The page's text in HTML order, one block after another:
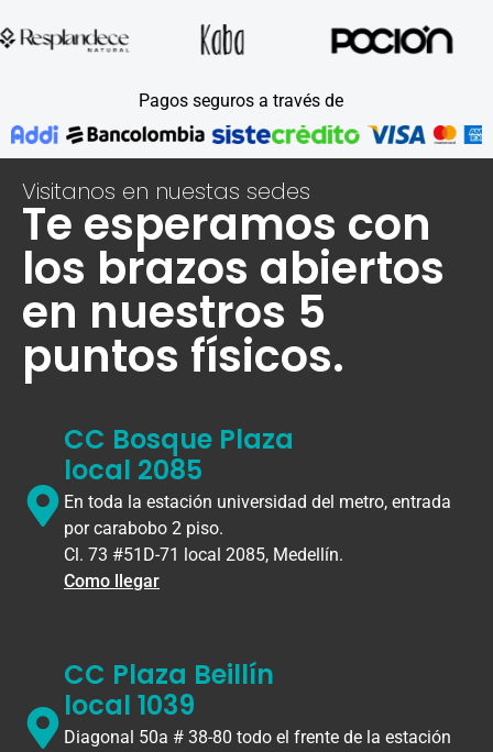
Pagos seguros a través de
Visitanos en nuestas sedes
Te esperamos con
los brazos abiertos
en nuestros 5
puntos físicos.
CC Bosque Plaza
local 2085
En toda la estación universidad del metro, entrada
por carabobo 2 piso.
Cl. 73 #51D-71 local 2085, Medellín.
Como llegar
CC Plaza Beillín
local 1039
Diagonal 50a # 38-80 todo el frente de la estación